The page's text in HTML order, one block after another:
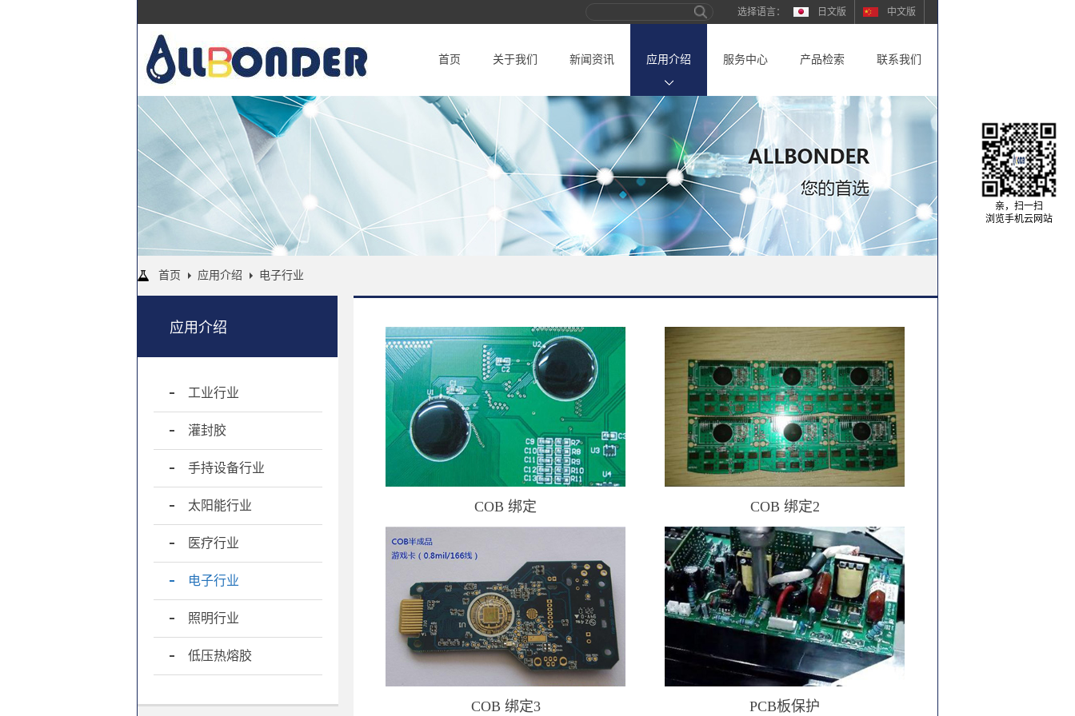
日文版 中文版
首页 关于我们 新闻资讯 应用介绍 服务中心 产品检索 联系我们
应用介绍
工业行业
灌封胶
手持设备行业
太阳能行业
医疗行业
电子行业
照明行业
低压热熔胶
首页 应用介绍 电子行业
COB 绑定 COB 绑定2
COB 绑定3 PCB板保护
亲，扫一扫
浏览手机云网站